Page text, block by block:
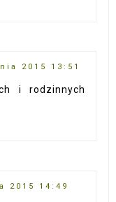
2015 13:51
i rodzinnych
2015 14:49